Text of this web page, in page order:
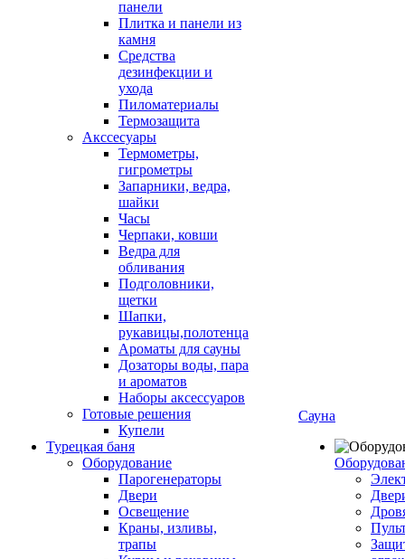
панели
Плитка и панели из
камня
Средства
дезинфекции и
ухода
Пиломатериалы
Термозащита
Аксcесуары
Термометры,
гигрометры
Запарники, ведра,
шайки
Часы
Черпаки, ковши
Ведра для
обливания
Подголовники,
щетки
Шапки,
рукавицы,полотенца
Ароматы для сауны
Дозаторы воды, пара
и ароматов
Наборы аксессуаров
Готовые решения
Купели
Турецкая баня
Оборудование
Парогенераторы
Двери
Освещение
Краны, изливы,
трапы
Сауна